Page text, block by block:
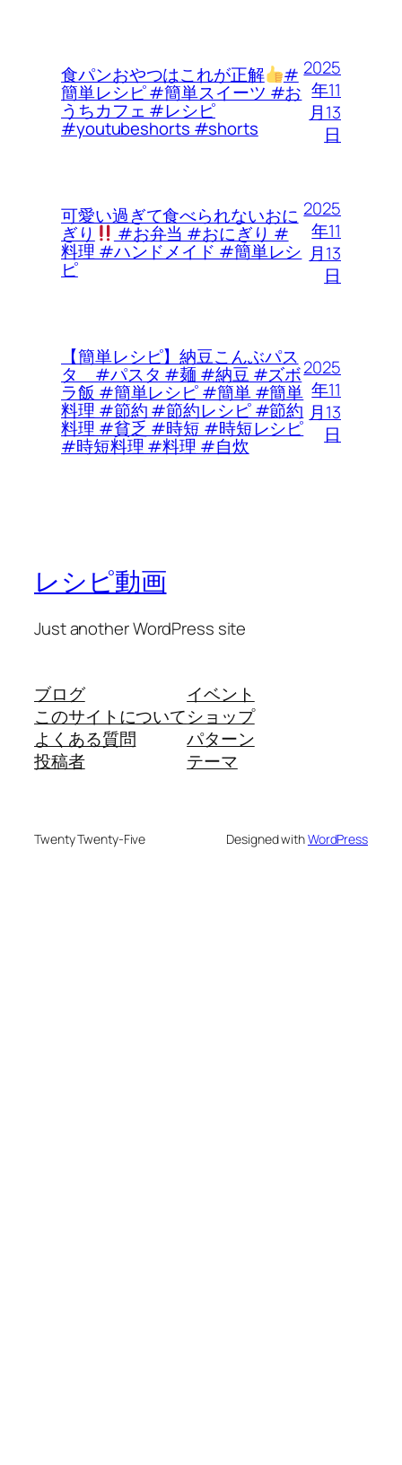
食パンおやつはこれが正解 #
簡単レシピ #簡単スイーツ #お
うちカフェ #レシピ
#youtubeshorts #shorts
2025
年11
月13
日
可愛い過ぎて食べられないおに
ぎり #お弁当 #おにぎり #
料理 #ハンドメイド #簡単レシ
ピ
2025
年11
月13
日
【簡単レシピ】納豆こんぶパス
タ #パスタ #麺 #納豆 #ズボ
ラ飯 #簡単レシピ #簡単 #簡単
料理 #節約 #節約レシピ #節約
料理 #貧乏 #時短 #時短レシピ
#時短料理 #料理 #自炊
2025
年11
月13
日
レシピ動画
Just another WordPress site
ブログ
このサイトについて
よくある質問
投稿者
イベント
ショップ
パターン
テーマ
Twenty Twenty-Five Designed withWordPress